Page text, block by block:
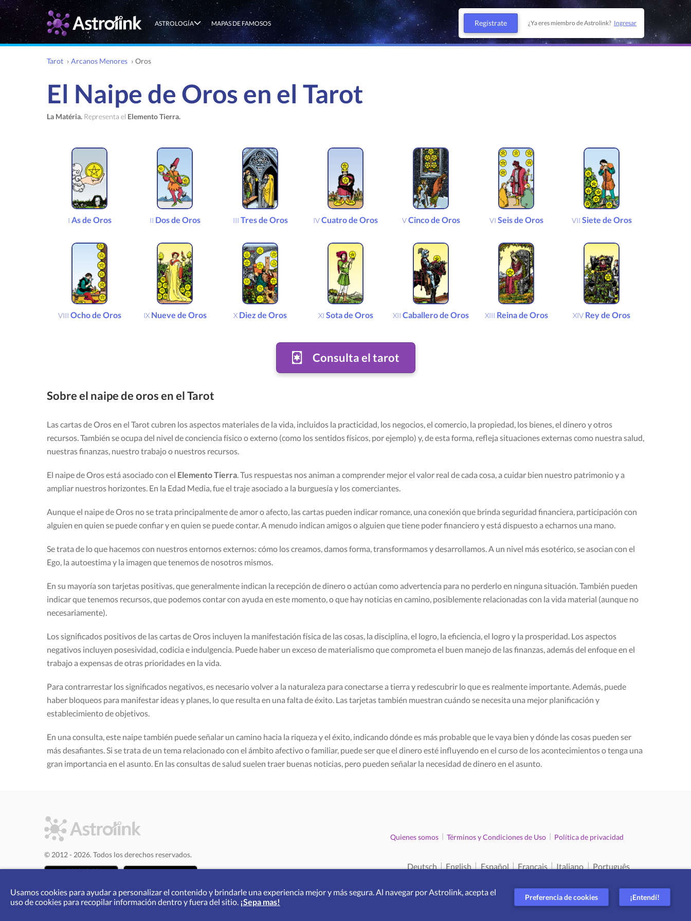
ASTROLOGÍA MAPAS DE FAMOSOS Regístrate ¿Ya eres miembro de Astrolink? Ingresar
Tarot › Arcanos Menores › Oros
El Naipe de Oros en el Tarot
La Matéria. Representa el Elemento Tierra.
I As de Oros II Dos de Oros III Tres de Oros IVCuatro de Oros VCinco de Oros VI Seis de Oros VII Siete de Oros
VIII Ocho de Oros IXNueve de Oros X Diez de Oros XI Sota de Oros XII Caballero de Oros XIII Reina de Oros XIV Rey de Oros
Consulta el tarot
Sobre el naipe de oros en el Tarot
Las cartas de Oros en el Tarot cubren los aspectos materiales de la vida, incluidos la practicidad, los negocios, el comercio, la propiedad, los bienes, el dinero y otros
recursos. También se ocupa del nivel de conciencia físico o externo (como los sentidos físicos, por ejemplo) y, de esta forma, refleja situaciones externas como nuestra salud,
nuestras finanzas, nuestro trabajo o nuestros recursos.
El naipe de Oros está asociado con el Elemento Tierra. Tus respuestas nos animan a comprender mejor el valor real de cada cosa, a cuidar bien nuestro patrimonio y a
ampliar nuestros horizontes. En la Edad Media, fue el traje asociado a la burguesía y los comerciantes.
Aunque el naipe de Oros no se trata principalmente de amor o afecto, las cartas pueden indicar romance, una conexión que brinda seguridad financiera, participación con
alguien en quien se puede confiar y en quien se puede contar. A menudo indican amigos o alguien que tiene poder financiero y está dispuesto a echarnos una mano.
Se trata de lo que hacemos con nuestros entornos externos: cómo los creamos, damos forma, transformamos y desarrollamos. A un nivel más esotérico, se asocian con el
Ego, la autoestima y la imagen que tenemos de nosotros mismos.
En su mayoría son tarjetas positivas, que generalmente indican la recepción de dinero o actúan como advertencia para no perderlo en ninguna situación. También pueden
indicar que tenemos recursos, que podemos contar con ayuda en este momento, o que hay noticias en camino, posiblemente relacionadas con la vida material (aunque no
necesariamente).
Los significados positivos de las cartas de Oros incluyen la manifestación física de las cosas, la disciplina, el logro, la eficiencia, el logro y la prosperidad. Los aspectos
negativos incluyen posesividad, codicia e indulgencia. Puede haber un exceso de materialismo que comprometa el buen manejo de las finanzas, además del enfoque en el
trabajo a expensas de otras prioridades en la vida.
Para contrarrestar los significados negativos, es necesario volver a la naturaleza para conectarse a tierra y redescubrir lo que es realmente importante. Además, puede
haber bloqueos para manifestar ideas y planes, lo que resulta en una falta de éxito. Las tarjetas también muestran cuándo se necesita una mejor planificación y
establecimiento de objetivos.
En una consulta, este naipe también puede señalar un camino hacia la riqueza y el éxito, indicando dónde es más probable que le vaya bien y dónde las cosas pueden ser
más desafiantes. Si se trata de un tema relacionado con el ámbito afectivo o familiar, puede ser que el dinero esté influyendo en el curso de los acontecimientos o tenga una
gran importancia en el asunto. En las consultas de salud suelen traer buenas noticias, pero pueden señalar la necesidad de dinero en el asunto.
Quienes somos | Términos y Condiciones de Uso | Política de privacidad
Deutsch | English | Español | Français | Italiano | Português
© 2012 - 2026. Todos los derechos reservados.
Usamos cookies para ayudar a personalizar el contenido y brindarle una experiencia mejor y más segura. Al navegar por Astrolink, acepta el
uso de cookies para recopilar información dentro y fuera del sitio. ¡Sepa mas! ¡Entendí!
Preferencia de cookies